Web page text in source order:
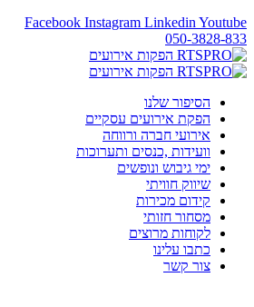
Facebook Instagram Linkedin Youtube
050-3828-833
הסיפור שלנו
הפקת אירועים עסקיים
אירועי חברה ורווחה
וועידות ,כנסים ותערוכות
ימי גיבוש ונופשים
שיווק חוויתי
קידום מכירות
מסחור חזותי
לקוחות מרוצים
כתבו עלינו
צור קשר